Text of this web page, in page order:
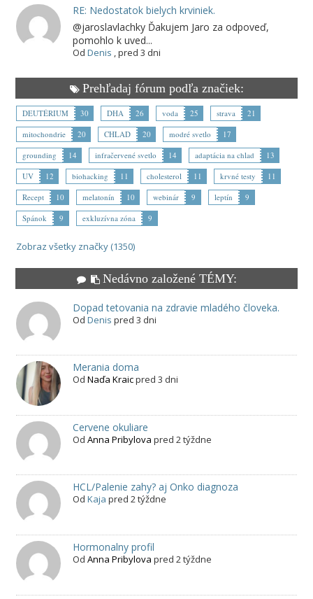
RE: Nedostatok bielych krviniek.
@jaroslavlachky Ďakujem Jaro za odpoveď,
pomohlo k uved...
Od Denis ,pred 3 dni
Prehľadaj fórum podľa značiek:
DEUTÉRIUM 30 DHA 26 voda 25 strava
21
mitochondrie
20 CHLAD 20 modré svetlo
17
grounding
14 infračervené svetlo 14 adaptácia na chlad
13
UV
12 biohacking 11 cholesterol 11 krvné testy
11
Recept
10 melatonín 10 webinár 9 leptín
9
Spánok
9 exkluzívna zóna 9
Zobraz všetky značky (1350)
Nedávno založené TÉMY:
Dopad tetovania na zdravie mladého človeka.
Od Denis pred 3 dni
Merania doma
Od Naďa Kraicpred 3 dni
Cervene okuliare
Od Anna Pribylova pred 2 týždne
HCL/Palenie zahy? aj Onko diagnoza
Od Kaja pred 2 týždne
Hormonalny profil
Od Anna Pribylova pred 2 týždne